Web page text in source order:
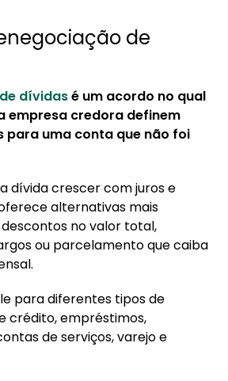
de
dívidasé um acordo no qual
empresa credora definem
para uma conta que não foi
dívida crescer com juros e
alternativas mais
no valor total,
ou parcelamento que caiba
para diferentes tipos de
crédito, empréstimos,
de serviços, varejo e